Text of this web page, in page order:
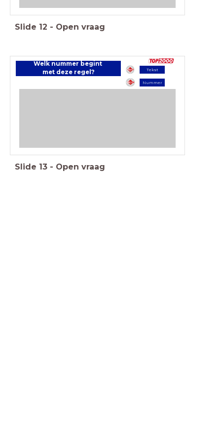
Slide 12 - Open vraag
Welk nummer begint
met deze regel?
Tekst
Nummer
Slide 13 - Open vraag